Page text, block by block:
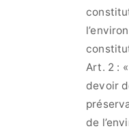
Art. 2 :
devoir
de